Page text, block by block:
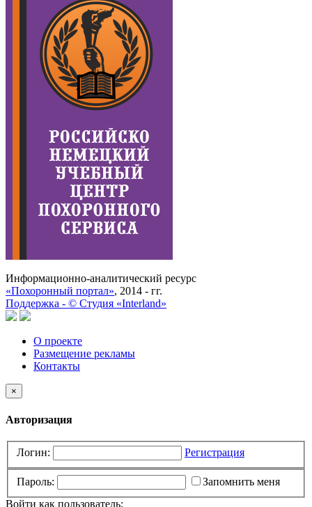
Информационно-аналитический ресурс
«Похоронный портал», 2014 - гг.
Поддержка - © Cтудия «Interland»
О проекте
Размещение рекламы
Контакты
×
Авторизация
Логин: Регистрация
Пароль:
Запомнить меня
Войти как пользователь: